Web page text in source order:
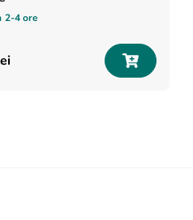
2-4 ore